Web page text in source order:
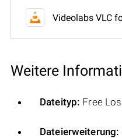
Videolabs VLC
Weitere
Dateityp: Free
Dateierweiterung: